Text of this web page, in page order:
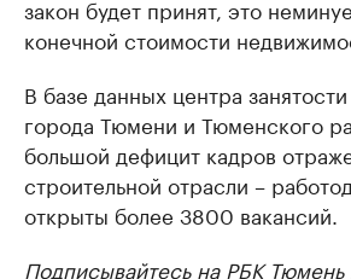
закон будет принят, это
конечной стоимости
В базе данных центра
города Тюмени и Тюменского
большой дефицит кадров
строительной отрасли –
открыты более 3800 вакансий.
Подписывайтесь на РБК Тюмень